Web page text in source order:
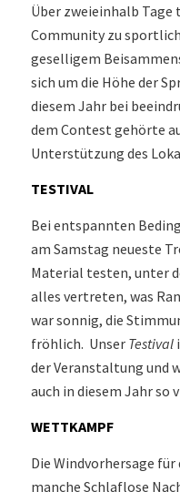
Über zweieinhalb
Community zu
geselligem
sich um die Höhe der
diesem Jahr bei
dem Contest gehörte
Unterstützung des
TESTIVAL
Bei entspannten
am Samstag neueste
Material testen, unter
alles vertreten, was
war sonnig, die
fröhlich. Unser Testival
der Veranstaltung und
auch in diesem Jahr so
WETTKAMPF
Die Windvorhersage für
manche Schlaflose